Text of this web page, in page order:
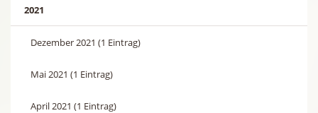
2021
Dezember 2021 (1 Eintrag)
Mai 2021 (1 Eintrag)
April 2021 (1 Eintrag)